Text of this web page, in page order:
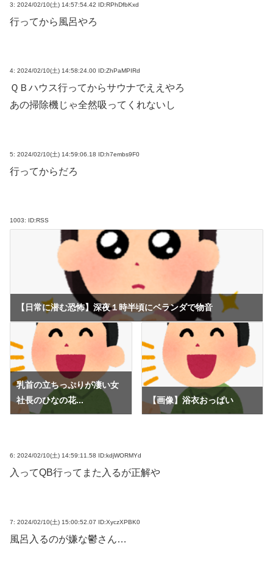
3: 2024/02/10(土) 14:57:54.42 ID:RPhDfbKxd
行ってから風呂やろ
4: 2024/02/10(土) 14:58:24.00 ID:ZhPaMPIRd
ＱＢハウス行ってからサウナでええやろ
あの掃除機じゃ全然吸ってくれないし
5: 2024/02/10(土) 14:59:06.18 ID:h7embs9F0
行ってからだろ
1003: ID:RSS
【日常に潜む恐怖】深夜１時半頃にベランダで物音
乳首の立ちっぷりが凄い女
社長のひなの花...
【画像】浴衣おっぱい
6: 2024/02/10(土) 14:59:11.58 ID:kdjWORMYd
入ってQB行ってまた入るが正解や
7: 2024/02/10(土) 15:00:52.07 ID:XyczXPBK0
風呂入るのが嫌な鬱さん…